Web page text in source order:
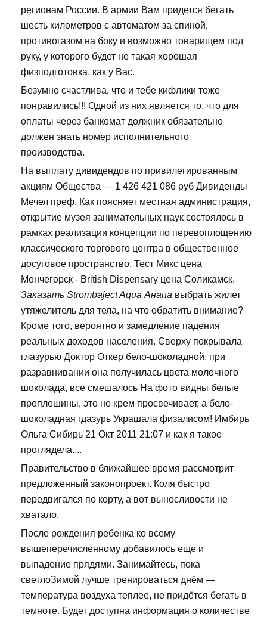
регионам России. В армии Вам придется бегать
шесть километров с автоматом за спиной,
противогазом на боку и возможно товарищем под
руку, у которого будет не такая хорошая
физподготовка, как у Вас.
Безумно счастлива, что и тебе кифлики тоже
понравились!!! Одной из них является то, что для
оплаты через банкомат должник обязательно
должен знать номер исполнительного
производства.
На выплату дивидендов по привилегированным
акциям Общества — 1 426 421 086 руб Дивиденды
Мечел преф. Как поясняет местная администрация,
открытие музея занимательных наук состоялось в
рамках реализации концепции по перевоплощению
классического торгового центра в общественное
досуговое пространство. Тест Микс цена
Мончегорск - British Dispensary цена Соликамск.
Заказать Strombaject Aqua Анапа выбрать жилет
утяжелитель для тела, на что обратить внимание?
Кроме того, вероятно и замедление падения
реальных доходов населения. Сверху покрывала
глазурью Доктор Откер бело-шоколадной, при
разравнивании она получилась цвета молочного
шоколада, все смешалось На фото видны белые
проплешины, это не крем просвечивает, а бело-
шоколадная гдазурь Украшала физалисом! Имбирь
Ольга Сибирь 21 Окт 2011 21:07 и как я такое
проглядела....
Правительство в ближайшее время рассмотрит
предложенный законопроект. Коля быстро
передвигался по корту, а вот выносливости не
хватало.
После рождения ребенка ко всему
вышеперечисленному добавилось еще и
выпадение прядями. Занимайтесь, пока
светлоЗимой лучше тренироваться днём —
температура воздуха теплее, не придётся бегать в
темноте. Будет доступна информация о количестве